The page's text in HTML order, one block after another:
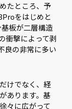
たところ、予
をはじめと
板が二層構造
衝撃によって剥
良の非常に多い
けでなく、経
あります。基
々に広がって